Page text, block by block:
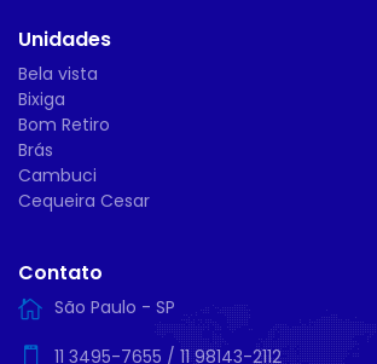
Unidades
Bela vista
Bixiga
Bom Retiro
Brás
Cambuci
Cequeira Cesar
Contato
São Paulo - SP
11 3495-7655 / 11 98143-2112